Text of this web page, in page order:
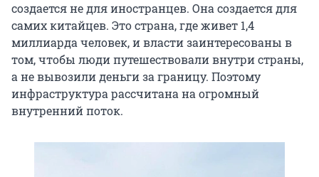
создается не для иностранцев. Она создается для
самих китайцев. Это страна, где живет 1,4
миллиарда человек, и власти заинтересованы в
том, чтобы люди путешествовали внутри страны,
а не вывозили деньги за границу. Поэтому
инфраструктура рассчитана на огромный
внутренний поток.